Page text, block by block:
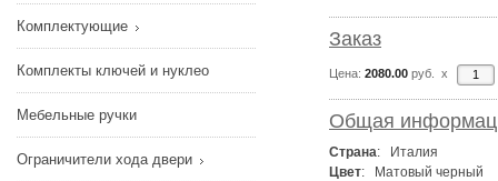
Комплектующие
Комплекты ключей и нуклео
Мебельные ручки
Ограничители хода двери
Заказ
Цена: 2080.00 руб. x
Общая
Страна: Италия
Цвет: Матовый черный